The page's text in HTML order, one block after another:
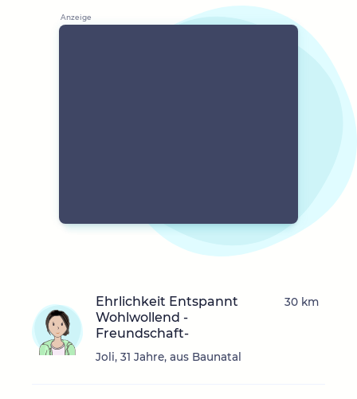
Ehrlichkeit Entspannt
Wohlwollend -
Freundschaft-
Joli, 31 Jahre, aus Baunatal
30 km